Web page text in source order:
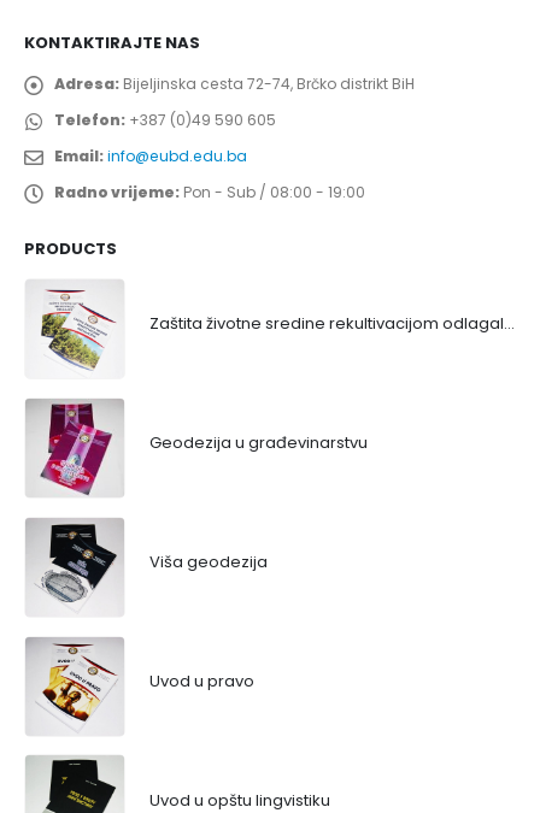
KONTAKTIRAJTE NAS
Adresa: Bijeljinska cesta 72-74, Brčko distrikt BiH
Telefon: +387 (0)49 590 605
Email:info@eubd.edu.ba
Radno vrijeme: Pon - Sub / 08:00 - 19:00
PRODUCTS
Zaštita životne sredine rekultivacijom odlagališta
Geodezija u građevinarstvu
Viša geodezija
Uvod u pravo
Uvod u opštu lingvistiku